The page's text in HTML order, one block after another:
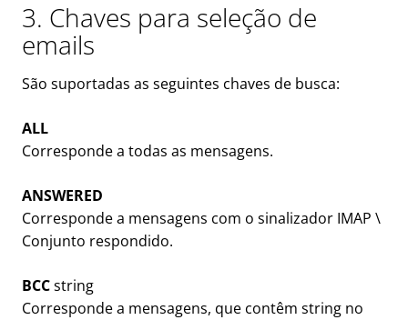
3. Chaves para seleção de
emails
São suportadas as seguintes chaves de busca:
ALL
Corresponde a todas as mensagens.
ANSWERED
Corresponde a mensagens com o sinalizador IMAP \
Conjunto respondido.
BCCstring
Corresponde a mensagens, que contêm string no